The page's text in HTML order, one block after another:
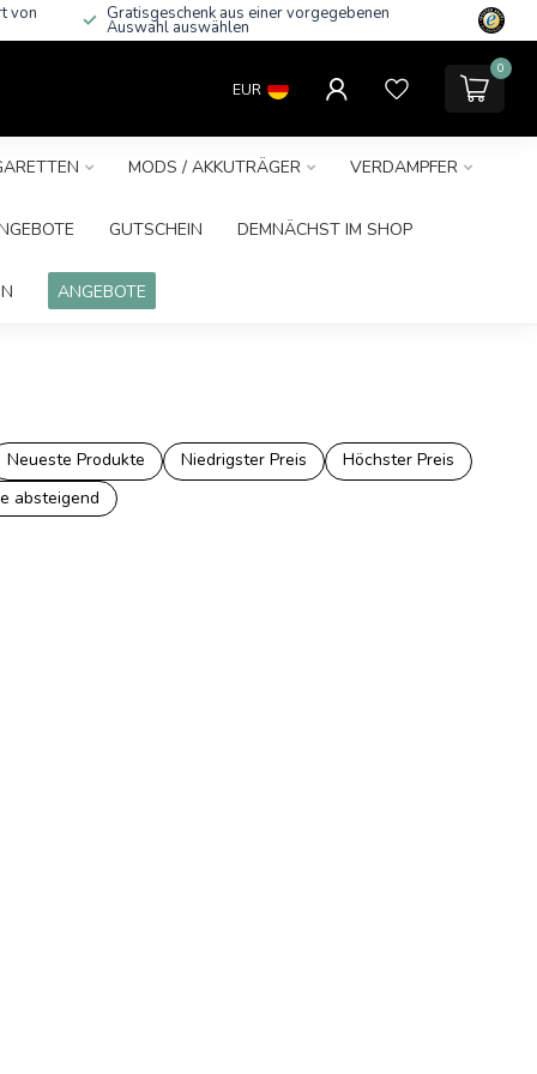
von Gratisgeschenk aus einer vorgegebenen
Auswahl auswählen
EUR
0
MODS / AKKUTRÄGER VERDAMPFER
GUTSCHEIN DEMNÄCHST IM SHOP
ANGEBOTE
Neueste Produkte Niedrigster Preis
Höchster Preis
absteigend